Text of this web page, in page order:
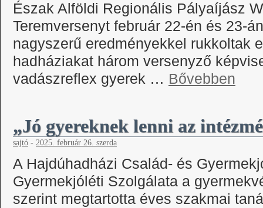
Észak Alföldi Regionális Pályaíjász
Teremversenyt február 22-én és 23-
nagyszerű eredményekkel rukkoltak
hadháziakat három versenyző
vadászreflex gyerek … Bővebben
„Jó gyereknek lenni az
sajtó - 2025. február 26. szerda
A Hajdúhadházi Család- és
Gyermekjóléti Szolgálata a
szerint megtartotta éves szakmai